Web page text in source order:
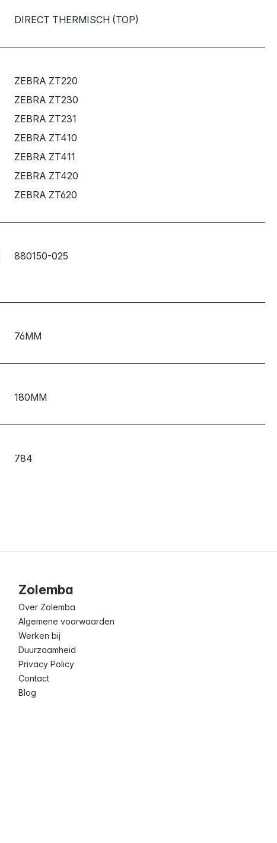
DIRECT THERMISCH (TOP)
ZEBRA ZT220
ZEBRA ZT230
ZEBRA ZT231
ZEBRA ZT410
ZEBRA ZT411
ZEBRA ZT420
ZEBRA ZT620
880150-025
76MM
180MM
784
Zolemba
Over Zolemba
Algemene voorwaarden
Werken bij
Duurzaamheid
Privacy Policy
Contact
Blog